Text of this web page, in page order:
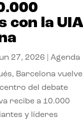
con la UIA
27, 2026 Agenda
Barcelona vuelve
del debate
recibe a 10.000
y líderes